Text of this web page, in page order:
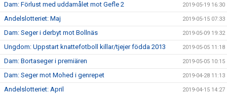
Dam: Förlust med uddamålet mot Gefle 2 2019-05-19 16:30
Andelslotteriet: Maj 2019-05-15 07:33
Dam: Seger i derbyt mot Bollnäs 2019-05-09 19:32
Ungdom: Uppstart knattefotboll killar/tjejer födda 2013 2019-05-05 11:18
Dam: Bortaseger i premiären 2019-05-05 10:15
Dam: Seger mot Mohed i genrepet 2019-04-28 11:13
Andelslotteriet: April 2019-04-15 14:27